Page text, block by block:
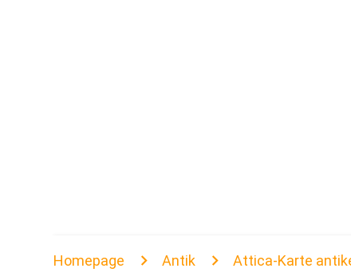
Homepage Antik Attica-Karte